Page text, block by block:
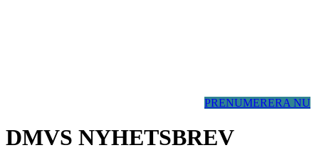
PRENUMERERA NU
DMVS NYHETSBREV